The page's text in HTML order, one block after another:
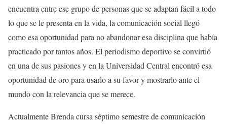
encuentra entre ese grupo de personas que se adaptan fácil a todo
lo que se le presenta en la vida, la comunicación social llegó
como esa oportunidad para no abandonar esa disciplina que había
practicado por tantos años. El periodismo deportivo se convirtió
en una de sus pasiones y en la Universidad Central encontró esa
oportunidad de oro para usarlo a su favor y mostrarlo ante el
mundo con la relevancia que se merece.
Actualmente Brenda cursa séptimo semestre de comunicación